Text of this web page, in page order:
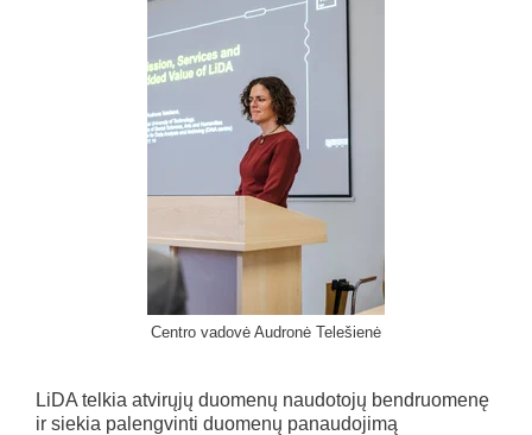
Centro vadovė Audronė Telešienė
LiDA telkia atvirųjų duomenų naudotojų bendruomenę
ir siekia palengvinti duomenų panaudojimą